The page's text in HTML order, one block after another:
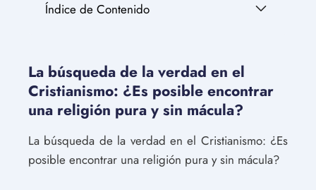
Índice de Contenido
La búsqueda de la verdad en el
Cristianismo: ¿Es posible encontrar
una religión pura y sin mácula?
La búsqueda de la verdad en el Cristianismo: ¿Es
posible encontrar una religión pura y sin mácula?